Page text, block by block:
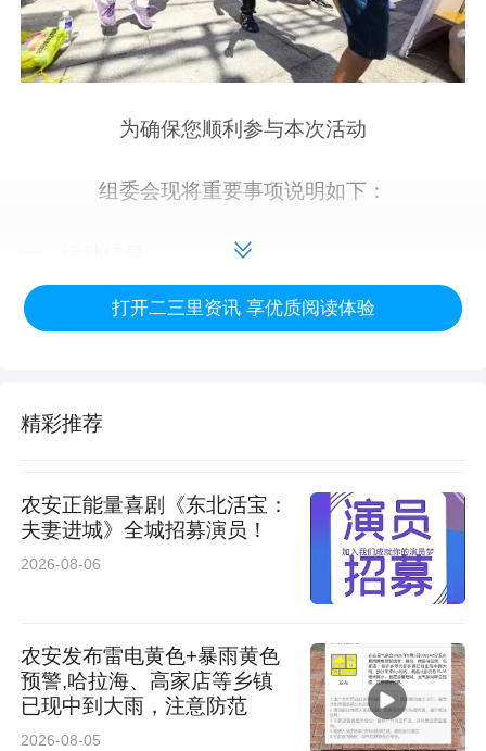
为确保您顺利参与本次活动
组委会现将重要事项说明如下：
活动时间：2026年7月11日
出口）
装备发放时间——赛前邮寄；
绘制队旗——赛前自行绘制；
开幕式开始——7月11日8:00
热身——8:00-8:10
打开二三里资讯 享优质阅读体验
精彩推荐
农安正能量喜剧《东北活宝：
夫妻进城》全城招募演员！
2026-08-06
农安发布雷电黄色+暴雨黄色
预警,哈拉海、高家店等乡镇
已现中到大雨，注意防范
2026-08-05